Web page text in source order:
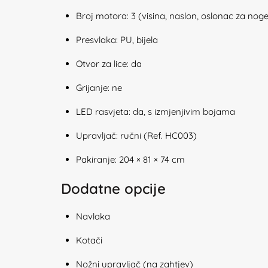
Broj motora: 3 (visina, naslon, oslonac za
Presvlaka: PU, bijela
Otvor za lice: da
Grijanje: ne
LED rasvjeta: da, s izmjenjivim bojama
Upravljač: ručni (Ref. HC003)
Pakiranje: 204 × 81 × 74 cm
Dodatne opcije
Navlaka
Kotači
Nožni upravljač (na zahtjev)